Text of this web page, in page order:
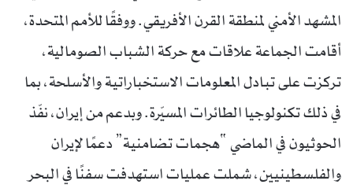
المشهد الأمني لمنطقة القرن الأفريقي. ووفقًا للأمم المتحدة،
أقامت الجماعة علاقات مع حركة الشباب الصومالية،
تركزت على تبادل المعلومات الاستخباراتية والأسلحة، بما
في ذلك تكنولوجيا الطائرات المسيّرة. وبدعم من إيران، نفّذ
الحوثيون في الماضي “هجمات تضامنية” دعمًا لإيران
والفلسطينيين، شملت عمليات استهدفت سفنًا في البحر